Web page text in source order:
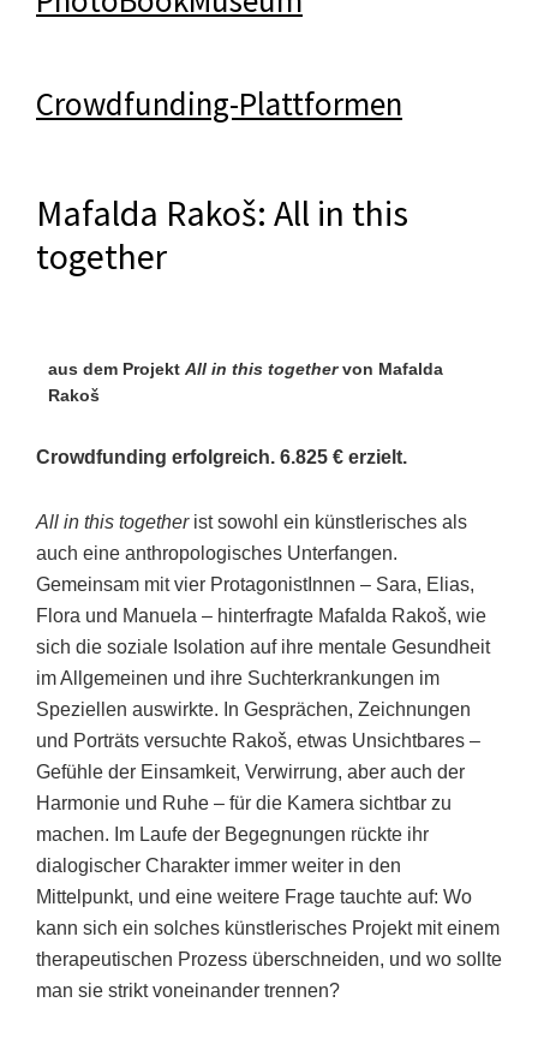
Crowdfunding-Plattformen
Mafalda Rakoš: All in this
together
aus dem Projekt All in this togethervon Mafalda
Rakoš
Crowdfunding erfolgreich. 6.825 € erzielt.
All in this togetherist sowohl ein künstlerisches als
auch eine anthropologisches Unterfangen.
Gemeinsam mit vier ProtagonistInnen – Sara, Elias,
Flora und Manuela – hinterfragte Mafalda Rakoš, wie
sich die soziale Isolation auf ihre mentale Gesundheit
im Allgemeinen und ihre Suchterkrankungen im
Speziellen auswirkte. In Gesprächen, Zeichnungen
und Porträts versuchte Rakoš, etwas Unsichtbares –
Gefühle der Einsamkeit, Verwirrung, aber auch der
Harmonie und Ruhe – für die Kamera sichtbar zu
machen. Im Laufe der Begegnungen rückte ihr
dialogischer Charakter immer weiter in den
Mittelpunkt, und eine weitere Frage tauchte auf: Wo
kann sich ein solches künstlerisches Projekt mit einem
therapeutischen Prozess überschneiden, und wo sollte
man sie strikt voneinander trennen?